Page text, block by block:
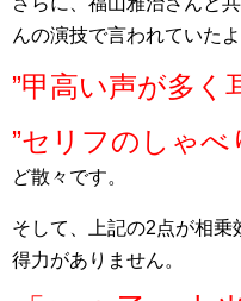
んの演技で言われていたよ
”甲高い声が多く
”セリフのしゃべ
ど散々です。
そして、上記の2点が相乗
得力がありません。